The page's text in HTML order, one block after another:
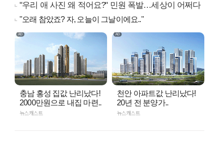
"우리 애 사진 왜 적어요?" 민원 폭발…세상이 어쩌다
"오래 참았죠? 자, 오늘이 그날이에요.."
충남 홍성 집값 난리났다!
2000만원으로 내집 마련..
뉴스캐스트
천안 아파트값 난리났다!
20년 전 분양가..
뉴스캐스트